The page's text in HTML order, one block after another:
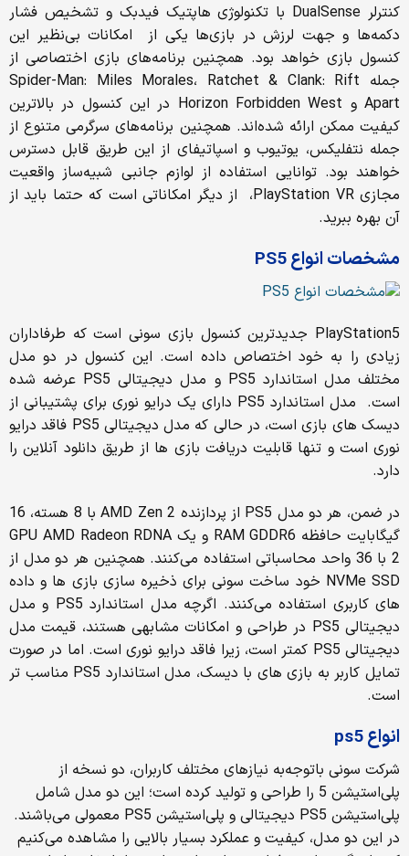
کنترلر DualSense با تکنولوژی هاپتیک فیدبک و تشخیص فشار
دکمه‌ها و جهت لرزش در بازی‌ها یکی از امکانات بی‌نظیر این
کنسول بازی خواهد بود. همچنین برنامه‌های بازی اختصاصی از
جمله Spider-Man: Miles Morales، Ratchet & Clank: Rift
Apart و Horizon Forbidden West در این کنسول در بالاترین
کیفیت ممکن ارائه شده‌اند. همچنین برنامه‌های سرگرمی متنوع از
جمله نتفلیکس، یوتیوب و اسپاتیفای از این طریق قابل دسترس
خواهند بود. توانایی استفاده از لوازم جانبی شبیه‌ساز واقعیت
مجازی PlayStation VR، از دیگر امکاناتی است که حتما باید از
آن بهره ببرید.
مشخصات انواع PS5
PlayStation5 جدیدترین کنسول بازی سونی است که طرفاداران
زیادی را به خود اختصاص داده است. این کنسول در دو مدل
مختلف مدل استاندارد PS5 و مدل دیجیتالی PS5 عرضه شده
است. مدل استاندارد PS5 دارای یک درایو نوری برای پشتیبانی از
دیسک های بازی است، در حالی که مدل دیجیتالی PS5 فاقد درایو
نوری است و تنها قابلیت دریافت بازی ها از طریق دانلود آنلاین را
دارد.
در ضمن، هر دو مدل PS5 از پردازنده AMD Zen 2 با 8 هسته، 16
گیگابایت حافظه RAM GDDR6 و یک GPU AMD Radeon RDNA
2 با 36 واحد محاسباتی استفاده می‌کنند. همچنین هر دو مدل از
NVMe SSD خود ساخت سونی برای ذخیره سازی بازی ها و داده
های کاربری استفاده می‌کنند. اگرچه مدل استاندارد PS5 و مدل
دیجیتالی PS5 در طراحی و امکانات مشابهی هستند، قیمت مدل
دیجیتالی PS5 کمتر است، زیرا فاقد درایو نوری است. اما در صورت
تمایل کاربر به بازی های با دیسک، مدل استاندارد PS5 مناسب تر
است.
انواع ps5
شرکت سونی باتوجه‌به نیازهای مختلف کاربران، دو نسخه از
پلی‌استیشن 5 را طراحی و تولید کرده است؛ این دو مدل شامل
پلی‌استیشن PS5 دیجیتالی و پلی‌استیشن PS5 معمولی می‌باشند.
در این دو مدل، کیفیت و عملکرد بسیار بالایی را مشاهده می‌کنیم